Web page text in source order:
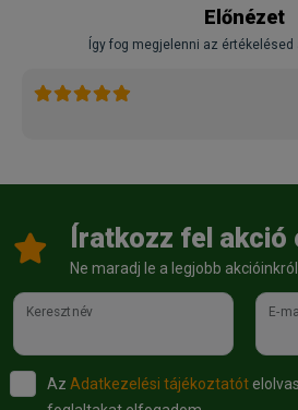
Előnézet
Így fog megjelenni az
Íratkozz fel
Ne maradj le a legjobb
Keresztnév E-
Az Adatkezelési tájékoztatót